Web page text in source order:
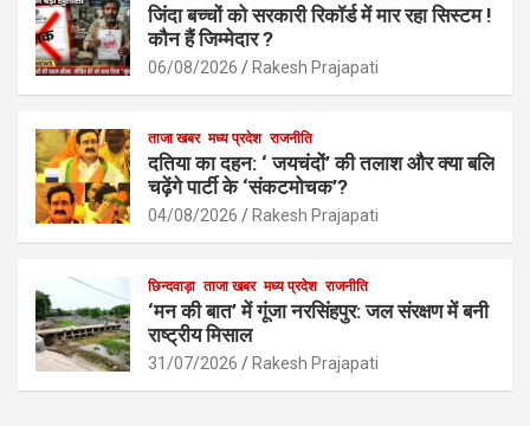
जिंदा बच्चों को सरकारी रिकॉर्ड में मार रहा सिस्टम !
कौन हैं जिम्मेदार ?
06/08/2026 Rakesh Prajapati
ताजा खबर मध्य प्रदेश राजनीति
दतिया का दहन: ‘ जयचंदों’ की तलाश और क्या बलि
चढ़ेंगे पार्टी के ‘संकटमोचक’?
04/08/2026 Rakesh Prajapati
छिन्दवाड़ा ताजा खबर मध्य प्रदेश राजनीति
‘मन की बात’ में गूंजा नरसिंहपुर: जल संरक्षण में बनी
राष्ट्रीय मिसाल
31/07/2026 Rakesh Prajapati